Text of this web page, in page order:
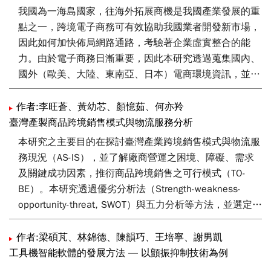
階段。本研究欲探討之重點期望透過跨境供應鏈一站式服
務之概念，突破並創新物流產業現行之服務機制與市場供
需模式限制，透過列舉流通業與製造業的案例，整理歸納
流通業與製造業其不同產業經營屬性所需要之跨境物流服
務需求，分析跨境供應鏈一站式物流服務之商機與應用，
並且闡述物流業者如何提供產業跨境供應鏈一站式物流服
務，協助產業業者提高營運效率並且共創商機。
我國為一海島國家，往海外拓展商機是我國產業發展的重
點之一，跨境電子商務可有效協助我國業者開發新市場，
因此如何加快佈局網路通路，考驗著企業虛實整合的能
力。由於電子商務日漸重要，因此本研究透過蒐集國內、
國外（歐美、大陸、東南亞、日本）電商環境資訊，並探
討我國產業經營電子商務模式，再進一步了解物流業支援
電商銷售的服務現況與機會，以發展推動電商物流服務之
策略。本研究參考電商營運類型將電子商務分為虛實整合
型、中介型與銷售型三大類，並繪製各類型之營運模式，
再參考相關文獻將其關鍵成功因素區分為商流、物流、金
流、資訊流與其他五大類。
作者:李旺蒼、黃幼芯、顏憶茹、何亦羚
臺灣產製商品跨境銷售模式與物流服務分析
本研究之主要目的在探討臺灣產業跨境銷售模式與物流服
務現況（AS-IS），並了解廠商營運之困境、障礙、需求
及關鍵成功因素，推衍商品跨境銷售之可行模式（TO-
BE）。本研究透過優劣分析法（Strength-weakness-
opportunity-threat, SWOT）與五力分析等方法，並選定食
品飲料、金屬製品、機械設備、運輸工具及配件、綜合民
生用品，以及化學製品與藥品六大優勢產業進行問卷調
查。其結果發現，各產業之關鍵成功因素以商流居多，顯
作者:梁碩芃、林錦德、陳韻巧、王培寧、謝男凱
工具機智能軟體的發展方法 — 以顫振抑制技術為例